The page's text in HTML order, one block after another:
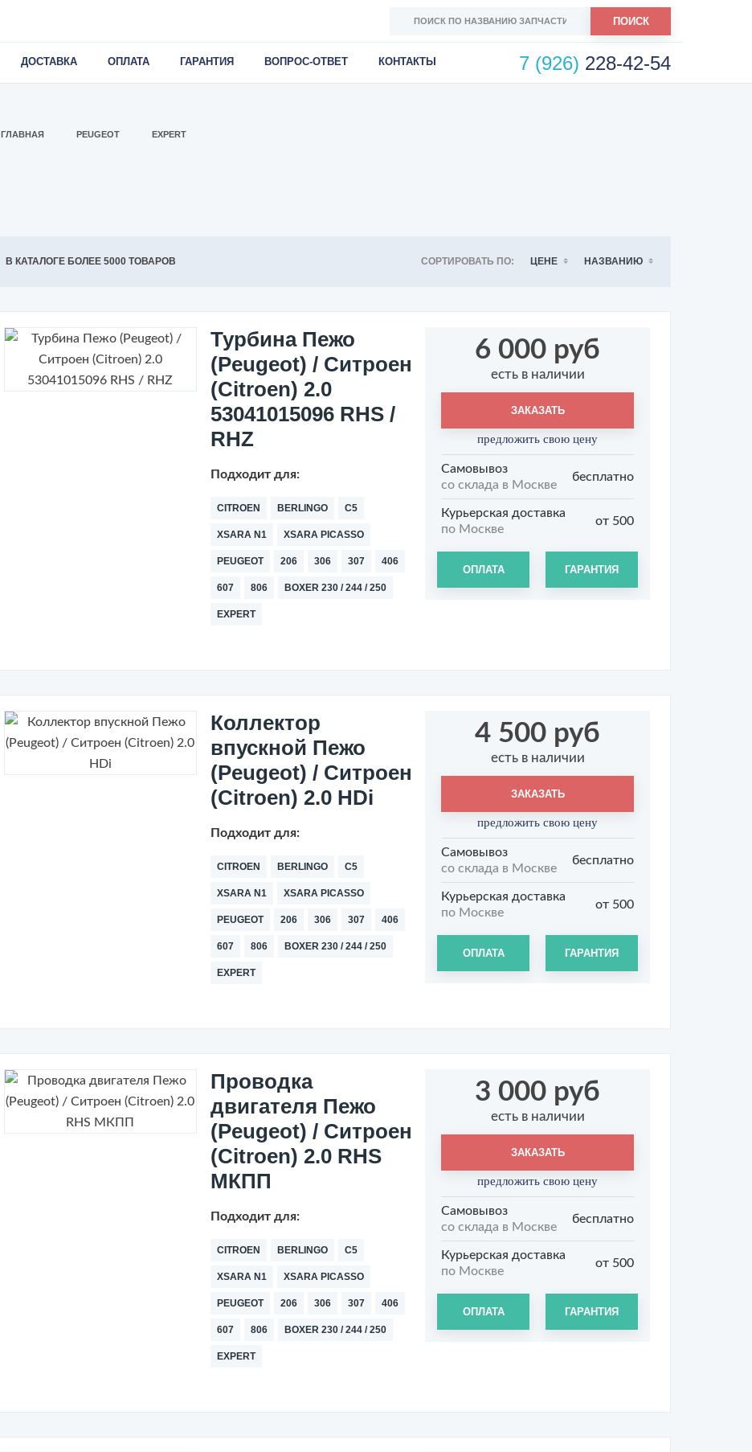
ПОИСК
ДОСТАВКА ОПЛАТА ГАРАНТИЯ ВОПРОС-ОТВЕТ КОНТАКТЫ 7 (926) 228-42-54
ГЛАВНАЯ PEUGEOT EXPERT
В КАТАЛОГЕ БОЛЕЕ 5000 ТОВАРОВ СОРТИРОВАТЬ ПО: ЦЕНЕ НАЗВАНИЮ
Турбина Пежо
(Peugeot) / Ситроен
(Citroen) 2.0
53041015096 RHS /
RHZ
Подходит для:
CITROEN BERLINGO C5
XSARA N1 XSARA PICASSO
PEUGEOT 206 306 307 406
607 806 BOXER 230 / 244 / 250
EXPERT
6 000 руб
есть в наличии
ЗАКАЗАТЬ
предложить свою цену
Самовывоз
со склада в Москве
бесплатно
Курьерская доставка
по Москве
от 500
ОПЛАТА ГАРАНТИЯ
Коллектор
впускной Пежо
(Peugeot) / Ситроен
(Citroen) 2.0 HDi
Подходит для:
CITROEN BERLINGO C5
XSARA N1 XSARA PICASSO
PEUGEOT 206 306 307 406
607 806 BOXER 230 / 244 / 250
EXPERT
4 500 руб
есть в наличии
ЗАКАЗАТЬ
предложить свою цену
Самовывоз
со склада в Москве
бесплатно
Курьерская доставка
по Москве
от 500
ОПЛАТА ГАРАНТИЯ
Проводка
двигателя Пежо
(Peugeot) / Ситроен
(Citroen) 2.0 RHS
МКПП
Подходит для:
CITROEN BERLINGO C5
XSARA N1 XSARA PICASSO
PEUGEOT 206 306 307 406
607 806 BOXER 230 / 244 / 250
EXPERT
3 000 руб
есть в наличии
ЗАКАЗАТЬ
предложить свою цену
Самовывоз
со склада в Москве
бесплатно
Курьерская доставка
по Москве
от 500
ОПЛАТА ГАРАНТИЯ